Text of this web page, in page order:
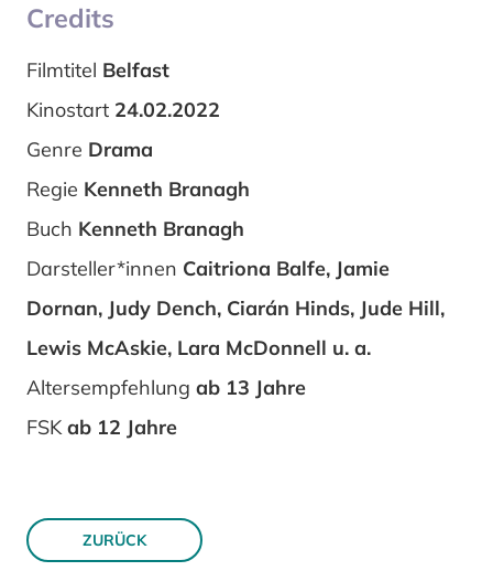
Credits
Filmtitel Belfast
Kinostart 24.02.2022
Genre Drama
Regie Kenneth Branagh
Buch Kenneth Branagh
Darsteller*innen Caitriona Balfe, Jamie
Dornan, Judy Dench, Ciarán Hinds, Jude Hill,
Lewis McAskie, Lara McDonnell u. a.
Altersempfehlung ab 13 Jahre
FSK ab 12 Jahre
ZURÜCK